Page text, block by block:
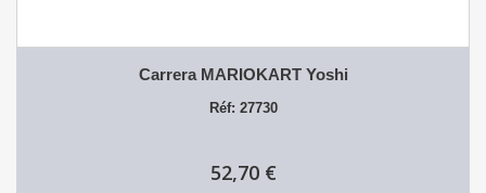
Carrera MARIOKART Yoshi
Réf: 27730
52,70 €